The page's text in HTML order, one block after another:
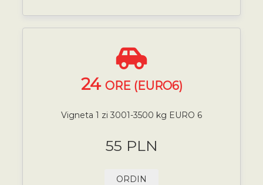
24 ORE (EURO6)
Vigneta 1 zi 3001-3500 kg EURO 6
55 PLN
ORDIN